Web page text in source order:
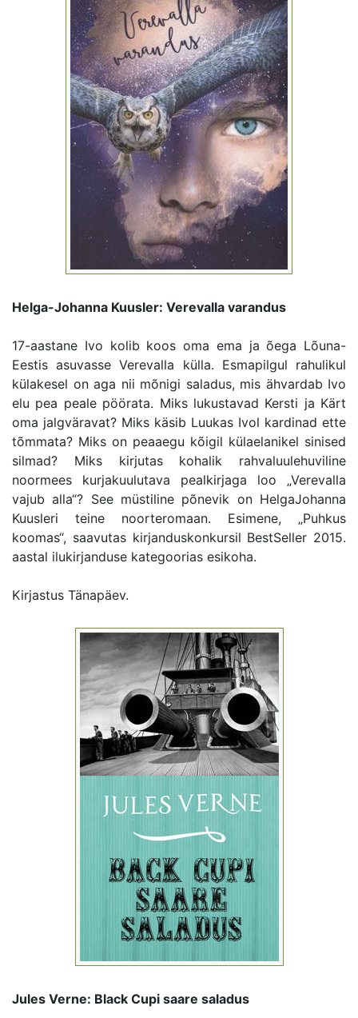
Helga-Johanna Kuusler: Verevalla varandus
17-aastane Ivo kolib koos oma ema ja õega Lõuna-
Eestis asuvasse Verevalla külla. Esmapilgul rahulikul
külakesel on aga nii mõnigi saladus, mis ähvardab Ivo
elu pea peale pöörata. Miks lukustavad Kersti ja Kärt
oma jalgväravat? Miks käsib Luukas Ivol kardinad ette
tõmmata? Miks on peaaegu kõigil külaelanikel sinised
silmad? Miks kirjutas kohalik rahvaluulehuviline
noormees kurjakuulutava pealkirjaga loo „Verevalla
vajub alla“? See müstiline põnevik on HelgaJohanna
Kuusleri teine noorteromaan. Esimene, „Puhkus
koomas“, saavutas kirjanduskonkursil BestSeller 2015.
aastal ilukirjanduse kategoorias esikoha.
Kirjastus Tänapäev.
Jules Verne: Black Cupi saare saladus